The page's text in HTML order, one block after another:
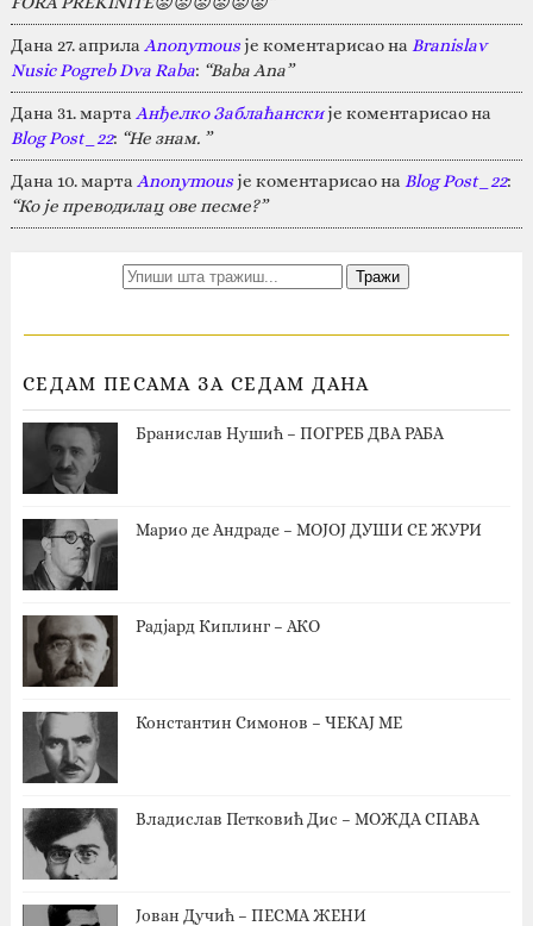
Дана 27. априла Anonymousје коментарисао на Branislav
Nusic Pogreb Dva Raba: “Baba Ana”
Дана 31. марта Анђелко Заблаћанскије коментарисао на
Blog Post_22: “Не знам. ”
Дана 10. марта Anonymousје коментарисао на Blog Post_22:
“Ко је преводилац ове песме?”
СЕДАМ ПЕСАМА ЗА СЕДАМ ДАНА
Бранислав Нушић – ПОГРЕБ ДВА РАБА
Марио де Андраде – МОЈОЈ ДУШИ СЕ ЖУРИ
Радјард Киплинг – АКО
Константин Симонов – ЧЕКАЈ МЕ
Владислав Петковић Дис – МОЖДА СПАВА
Јован Дучић – ПЕСМА ЖЕНИ